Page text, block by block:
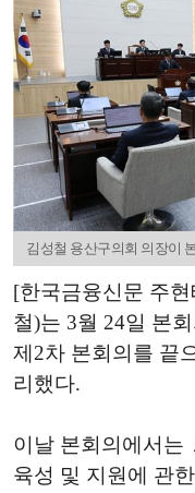
김성철 용산구의회 의장이
[한국금융신문 주
철)는 3월 24일 본
제2차 본회의를 끝
리했다.
이날 본회의에서는
육성 및 지원에 관